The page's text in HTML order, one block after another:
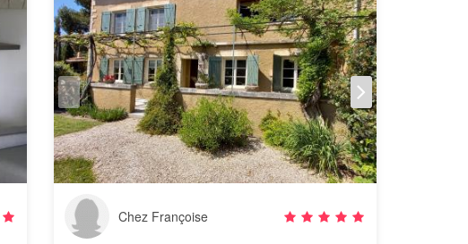
Chez Françoise